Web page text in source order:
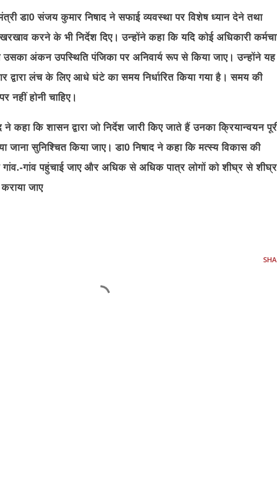
डा0 संजय कुमार निषाद ने सफाई व्यवस्था पर विशेष ध्यान देने तथा
करने के भी निर्देश दिए। उन्होंने कहा कि यदि कोई अधिकारी
अंकन उपस्थिति पंजिका पर अनिवार्य रूप से किया जाए। उन्होंने यह
द्वारा लंच के लिए आधे घंटे का समय निर्धारित किया गया है। समय की
नहीं होनी चाहिए।
कहा कि शासन द्वारा जो निर्देश जारी किए जाते हैं उनका क्रियान्वयन
जाना सुनिश्चित किया जाए। डा0 निषाद ने कहा कि मत्स्य विकास की
गांव पहुंचाई जाए और अधिक से अधिक पात्र लोगों को शीघ्र से शीघ्र
जाए